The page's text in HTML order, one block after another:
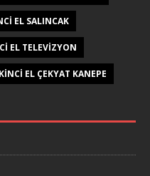
EL SALINCAK
EL TELEVIZYON
EL ÇEKYAT KANEPE